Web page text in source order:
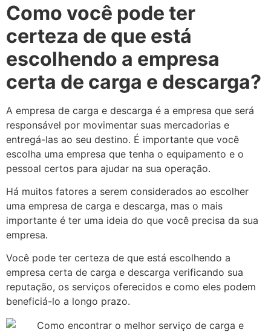
Como você pode ter
certeza de que está
escolhendo a empresa
certa de carga e descarga?
A empresa de carga e descarga é a empresa que será
responsável por movimentar suas mercadorias e
entregá-las ao seu destino. É importante que você
escolha uma empresa que tenha o equipamento e o
pessoal certos para ajudar na sua operação.
Há muitos fatores a serem considerados ao escolher
uma empresa de carga e descarga, mas o mais
importante é ter uma ideia do que você precisa da sua
empresa.
Você pode ter certeza de que está escolhendo a
empresa certa de carga e descarga verificando sua
reputação, os serviços oferecidos e como eles podem
beneficiá-lo a longo prazo.